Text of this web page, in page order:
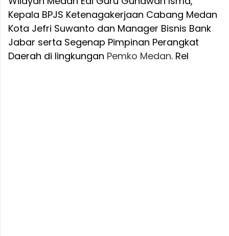
Kepala BPJS Ketenagakerjaan Cabang Medan
Kota Jefri Suwanto dan Manager Bisnis Bank
Jabar serta Segenap Pimpinan Perangkat
Daerah di lingkungan Pemko Medan. Rel